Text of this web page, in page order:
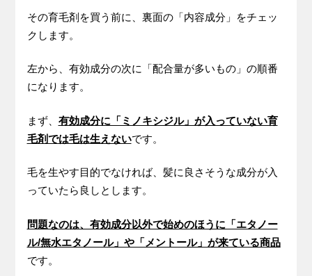
その育毛剤を買う前に、裏面の「内容成分」をチェッ
クします。
左から、有効成分の次に「配合量が多いもの」の順番
になります。
まず、 有効成分に「ミノキシジル」が入っていない育
毛剤では毛は生えないです。
毛を生やす目的でなければ、髪に良さそうな成分が入
っていたら良しとします。
問題なのは、有効成分以外で始めのほうに「エタノー
ル/無水エタノール」や「メントール」が来ている商品
です。